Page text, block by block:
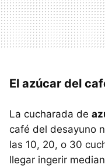
El azúcar del
La cucharada de
café del desayuno
las 10, 20, o 30
llegar ingerir